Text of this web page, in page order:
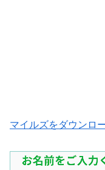
マイルズをダウンロ